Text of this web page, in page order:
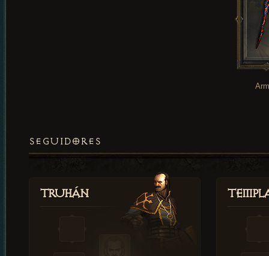
SEGUIDORES
Truhán